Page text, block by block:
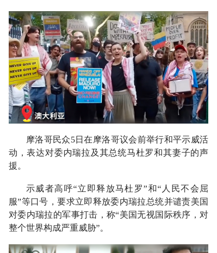
摩洛哥民众5日在摩洛哥议会前举行和平示威活
动，表达对委内瑞拉及其总统马杜罗和其妻子的声
援。
示威者高呼“立即释放马杜罗”和“人民不会屈
服”等口号，要求立即释放委内瑞拉总统并谴责美国
对委内瑞拉的军事打击，称“美国无视国际秩序，对
整个世界构成严重威胁”。